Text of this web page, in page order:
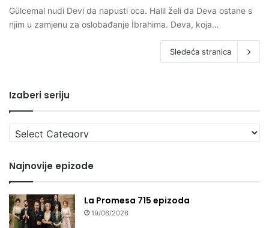
Gülcemal nudi Devi da napusti oca. Halil želi da Deva ostane s
njim u zamjenu za oslobađanje İbrahima. Deva, koja…
Sledeća stranica
Izaberi seriju
Izaberi
seriju
Najnovije epizode
La Promesa 715 epizoda
19/06/2026